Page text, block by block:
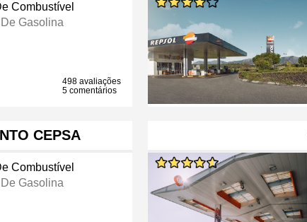
Combustível
Gasolina
498 avaliações
5 comentários
CEPSA
Combustível
Gasolina